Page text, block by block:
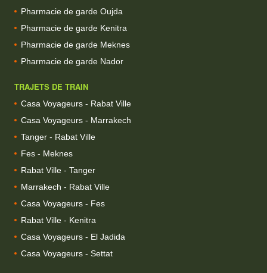
Pharmacie de garde Oujda
Pharmacie de garde Kenitra
Pharmacie de garde Meknes
Pharmacie de garde Nador
TRAJETS DE TRAIN
Casa Voyageurs - Rabat Ville
Casa Voyageurs - Marrakech
Tanger - Rabat Ville
Fes - Meknes
Rabat Ville - Tanger
Marrakech - Rabat Ville
Casa Voyageurs - Fes
Rabat Ville - Kenitra
Casa Voyageurs - El Jadida
Casa Voyageurs - Settat